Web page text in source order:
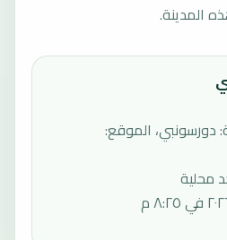
المدينة.
دورسونبي، الموقع:
محلية